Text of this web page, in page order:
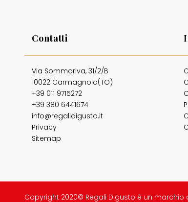
Contatti
Via Sommariva, 31/2/B
10022 Carmagnola(TO)
+39 011 9715272
+39 380 6441674
info@regalidigusto.it
Privacy
Sitemap
Copyright 2020© Regali Digusto è un marchio